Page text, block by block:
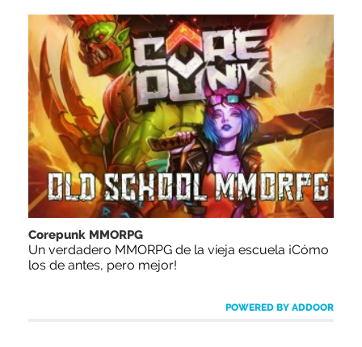
Corepunk MMORPG
Un verdadero MMORPG de la vieja escuela ¡Cómo
los de antes, pero mejor!
POWERED BY ADDOOR